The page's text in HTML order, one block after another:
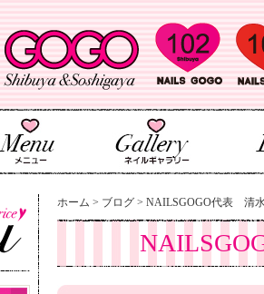
ホーム > ブログ > NAILSGOGO代表 清